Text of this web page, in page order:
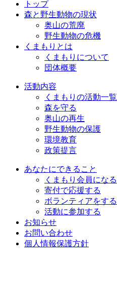
トップ
森と野生動物の現状
奥山の荒廃
野生動物の危機
くまもりとは
くまもりについて
団体概要
活動内容
くまもりの活動一覧
森を守る
奥山の再生
野生動物の保護
環境教育
政策提言
あなたにできること
くまもり会員になる
寄付で応援する
ボランティアをする
活動に参加する
お知らせ
お問い合わせ
個人情報保護方針